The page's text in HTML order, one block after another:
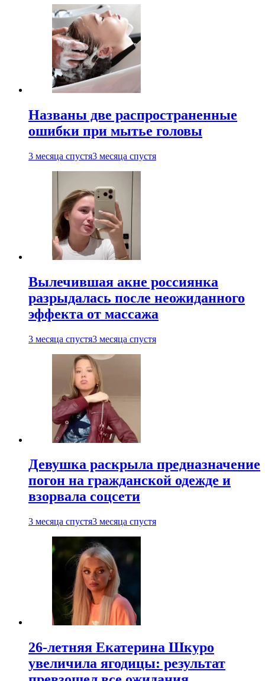
Названы две распространенные
ошибки при мытье головы
3 месяца спустя3 месяца спустя
Вылечившая акне россиянка
разрыдалась после неожиданного
эффекта от массажа
3 месяца спустя3 месяца спустя
Девушка раскрыла предназначение
погон на гражданской одежде и
взорвала соцсети
3 месяца спустя3 месяца спустя
26-летняя Екатерина Шкуро
увеличила ягодицы: результат